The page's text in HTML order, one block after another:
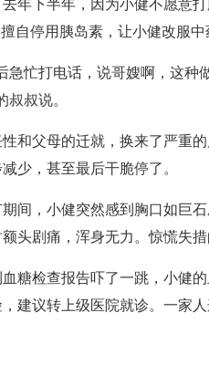
下半年，因为小健不愿意打
自停用胰岛素，让小健改服中
忙打电话，说哥嫂啊，这种
叔说。
父母的迁就，换来了严重的
少，甚至最后干脆停了。
，小健突然感到胸口如巨石
头剧痛，浑身无力。惊慌失
检查报告吓了一跳，小健的
建议转上级医院就诊。一家